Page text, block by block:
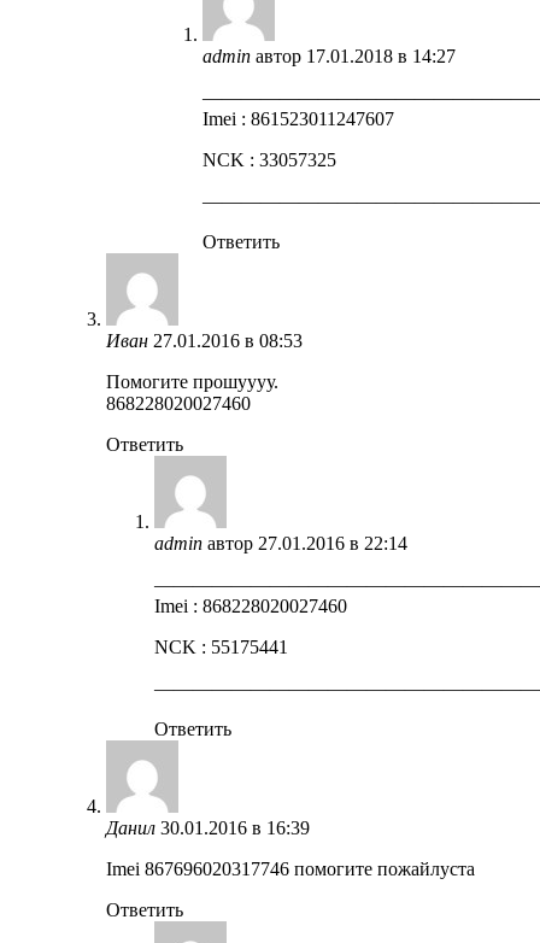
admin автор 17.01.2018 в 14:27
Imei : 861523011247607
NCK : 33057325
Ответить
Иван 27.01.2016 в 08:53
Помогите прошуууу.
868228020027460
Ответить
admin автор 27.01.2016 в 22:14
Imei : 868228020027460
NCK : 55175441
Ответить
Данил 30.01.2016 в 16:39
Imei 867696020317746 помогите пожайлуста
Ответить